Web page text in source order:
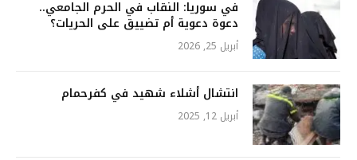
في سوريا: النقاب في الحرم الجامعي..
دعوة دعوية أم تضييق على الحريات؟
أبريل 25, 2026
انتشال أشلاء شهيد في كفرحمام
أبريل 12, 2025